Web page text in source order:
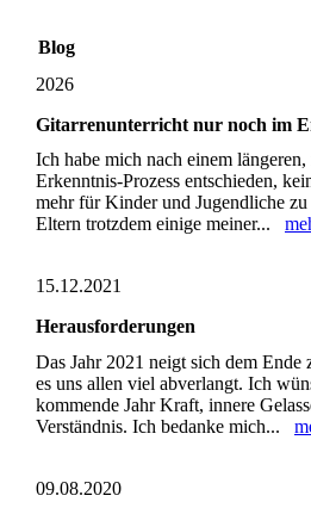
Blog
2026
Gitarrenunterricht nur noch im
Ich habe mich nach einem
Erkenntnis-Prozess entschieden,
mehr für Kinder und Jugendliche
Eltern trotzdem einige meiner...
15.12.2021
Herausforderungen
Das Jahr 2021 neigt sich dem Ende
es uns allen viel abverlangt. Ich
kommende Jahr Kraft, innere
Verständnis. Ich bedanke mich...
09.08.2020